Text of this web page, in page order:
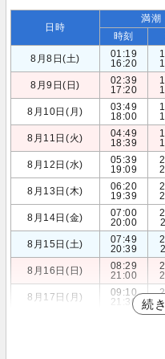
日時
満潮
時刻
8月8日(土)
01:19
16:20
8月9日(日)
02:39
17:20
8月10日(月)
03:49
18:00
8月11日(火)
04:49
18:39
8月12日(水)
05:39
19:09
8月13日(木)
06:20
19:39
8月14日(金)
07:00
20:00
8月15日(土)
07:49
20:39
8月16日(日)
08:29
21:00
8月17日(月)
09:10
21:30 続